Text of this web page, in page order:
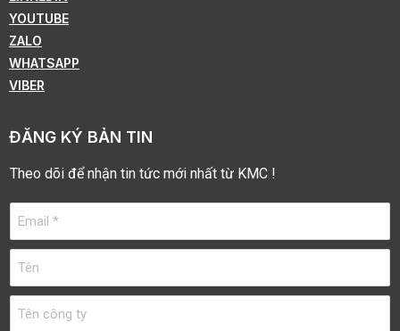
YOUTUBE
ZALO
WHATSAPP
VIBER
ĐĂNG KÝ BẢN TIN
Theo dõi để nhận tin tức mới nhất từ KMC !